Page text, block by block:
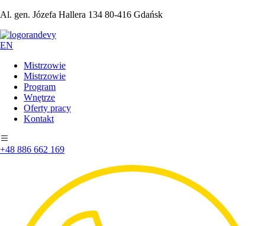
Al. gen. Józefa Hallera 134 80-416 Gdańsk
EN
Mistrzowie
Mistrzowie
Program
Wnętrze
Oferty pracy
Kontakt
+48 886 662 169